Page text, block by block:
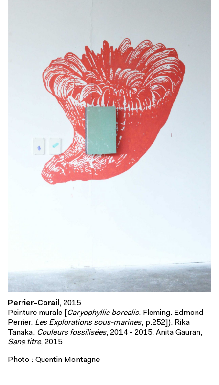
Perrier-Corail , 2015
Peinture murale [ Caryophyllia borealis, Fleming. Edmond
Perrier, Les Explorations sous-marines, p.252]), Rika
Tanaka, Couleurs fossilisées, 2014 - 2015, Anita Gauran,
Sans titre, 2015
Photo : Quentin Montagne